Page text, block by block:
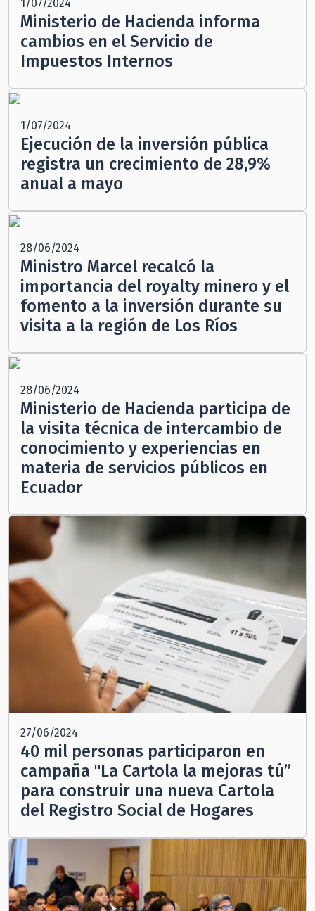
1/07/2024
Ministerio de Hacienda informa
cambios en el Servicio de
Impuestos Internos
1/07/2024
Ejecución de la inversión pública
registra un crecimiento de 28,9%
anual a mayo
28/06/2024
Ministro Marcel recalcó la
importancia del royalty minero y el
fomento a la inversión durante su
visita a la región de Los Ríos
28/06/2024
Ministerio de Hacienda participa de
la visita técnica de intercambio de
conocimiento y experiencias en
materia de servicios públicos en
Ecuador
27/06/2024
40 mil personas participaron en
campaña "La Cartola la mejoras tú”
para construir una nueva Cartola
del Registro Social de Hogares